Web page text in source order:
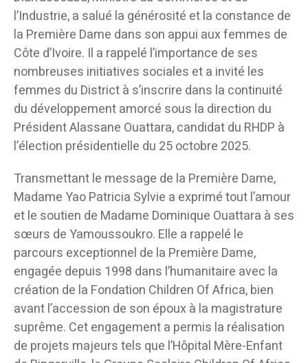
l’Industrie, a salué la générosité et la constance de
la Première Dame dans son appui aux femmes de
Côte d’Ivoire. Il a rappelé l’importance de ses
nombreuses initiatives sociales et a invité les
femmes du District à s’inscrire dans la continuité
du développement amorcé sous la direction du
Président Alassane Ouattara, candidat du RHDP à
l’élection présidentielle du 25 octobre 2025.
Transmettant le message de la Première Dame,
Madame Yao Patricia Sylvie a exprimé tout l’amour
et le soutien de Madame Dominique Ouattara à ses
sœurs de Yamoussoukro. Elle a rappelé le
parcours exceptionnel de la Première Dame,
engagée depuis 1998 dans l’humanitaire avec la
création de la Fondation Children Of Africa, bien
avant l’accession de son époux à la magistrature
suprême. Cet engagement a permis la réalisation
de projets majeurs tels que l’Hôpital Mère-Enfant